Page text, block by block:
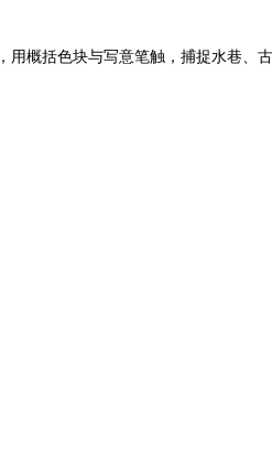
用概括色块与写意笔触，捕捉水巷